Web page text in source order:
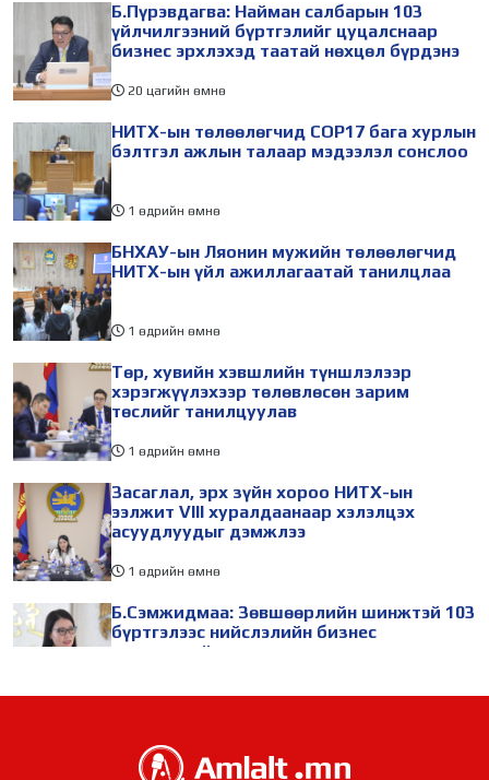
Б.Пүрэвдагва: Найман салбарын 103
үйлчилгээний бүртгэлийг цуцалснаар
бизнес эрхлэхэд таатай нөхцөл бүрдэнэ
20 цагийн өмнө
НИТХ-ын төлөөлөгчид COP17 бага хурлын
бэлтгэл ажлын талаар мэдээлэл сонслоо
1 өдрийн өмнө
БНХАУ-ын Ляонин мужийн төлөөлөгчид
НИТХ-ын үйл ажиллагаатай танилцлаа
1 өдрийн өмнө
Төр, хувийн хэвшлийн түншлэлээр
хэрэгжүүлэхээр төлөвлөсөн зарим
төслийг танилцуулав
1 өдрийн өмнө
Засаглал, эрх зүйн хороо НИТХ-ын
ээлжит VIII хуралдаанаар хэлэлцэх
асуудлуудыг дэмжлээ
1 өдрийн өмнө
Б.Сэмжидмаа: Зөвшөөрлийн шинжтэй 103
бүртгэлээс нийслэлийн бизнес
эрхлэгчдийг чөлөөллөө
төсвийн талаарх ерөнхий хяналтын
сонсгол зохион байгуулсан байна